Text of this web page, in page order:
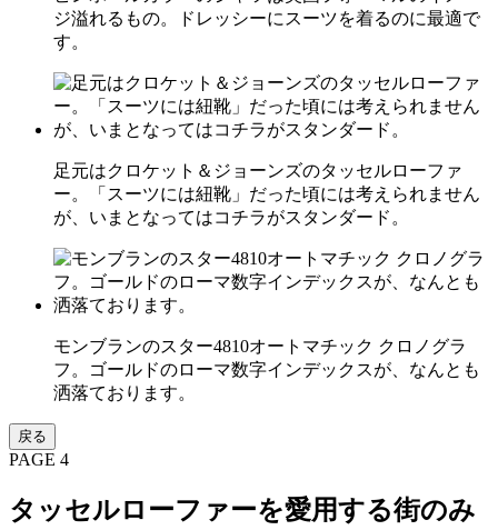
ジ溢れるもの。ドレッシーにスーツを着るのに最適で
す。
足元はクロケット＆ジョーンズのタッセルローファ
ー。「スーツには紐靴」だった頃には考えられません
が、いまとなってはコチラがスタンダード。
モンブランのスター4810オートマチック クロノグラ
フ。ゴールドのローマ数字インデックスが、なんとも
洒落ております。
戻る
PAGE 4
タッセルローファーを愛用する街のみ